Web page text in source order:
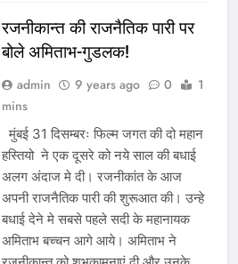
रजनीकान्त की राजनैतिक पारी पर
बोले अमिताभ-गुडलक!
admin 9 years ago 0
1
mins
मुंबई 31 दिसम्बरः फिल्म जगत की दो महान
हस्तियो ने एक दूसरे को नये साल की बधाई
अलग अंदाज मे दी। रजनीकांत के आज
अपनी राजनैतिक पारी की शुरूआत की। उन्हे
बधाई देने मे सबसे पहले सदी के महानायक
अमिताभ बच्चन आगे आये। अमिताभ ने